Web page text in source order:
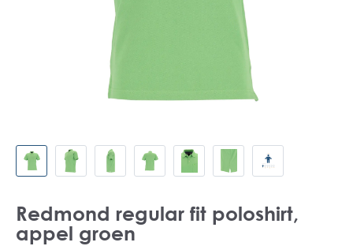
Redmond regular fit poloshirt,
appel groen